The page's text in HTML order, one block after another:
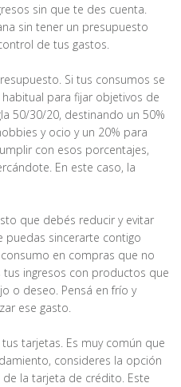
sin que te des cuenta.
sin tener un presupuesto
de tus gastos.
Si tus consumos se
para fijar objetivos de
50/30/20, destinando un 50%
y ocio y un 20% para
con esos porcentajes,
En este caso, la
que debés reducir y evitar
puedas sincerarte contigo
en compras que no
ingresos con productos que
o deseo. Pensá en frío y
ese gasto.
tarjetas. Es muy común que
consideres la opción
la tarjeta de crédito. Este